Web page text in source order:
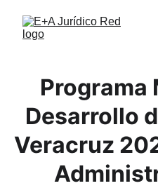
Programa
Desarrollo
Veracruz